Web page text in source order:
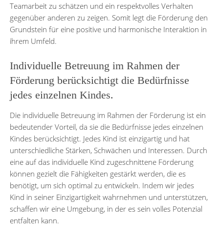
Teamarbeit zu schätzen und ein respektvolles Verhalten
gegenüber anderen zu zeigen. Somit legt die Förderung den
Grundstein für eine positive und harmonische Interaktion in
ihrem Umfeld.
Individuelle Betreuung im Rahmen der
Förderung berücksichtigt die Bedürfnisse
jedes einzelnen Kindes.
Die individuelle Betreuung im Rahmen der Förderung ist ein
bedeutender Vorteil, da sie die Bedürfnisse jedes einzelnen
Kindes berücksichtigt. Jedes Kind ist einzigartig und hat
unterschiedliche Stärken, Schwächen und Interessen. Durch
eine auf das individuelle Kind zugeschnittene Förderung
können gezielt die Fähigkeiten gestärkt werden, die es
benötigt, um sich optimal zu entwickeln. Indem wir jedes
Kind in seiner Einzigartigkeit wahrnehmen und unterstützen,
schaffen wir eine Umgebung, in der es sein volles Potenzial
entfalten kann.